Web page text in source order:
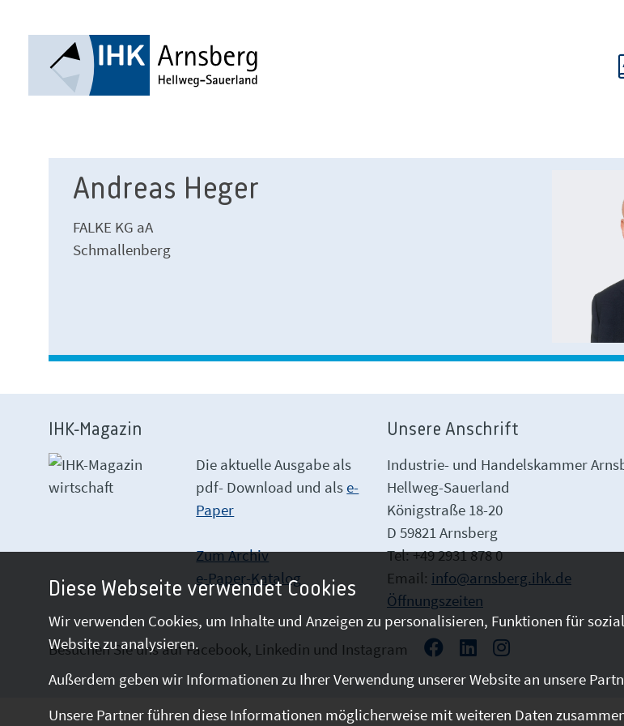
Andreas Heger
FALKE KG aA
Schmallenberg
IHK-Magazin
Die aktuelle Ausgabe als
pdf- Download und alse-
Paper
Zum Archiv
e-Paper-Katalog
Unsere Anschrift
Industrie- und Handelskammer
Hellweg-Sauerland
Königstraße 18-20
D 59821 Arnsberg
Tel: +49 2931 878 0
Email: info@arnsberg.ihk.de
Öffnungszeiten
Besuchen Sie uns auf Facebook, Linkedin und Instagram
Diese Webseite verwendet Cookies
Wir verwenden Cookies, um Inhalte und Anzeigen zu personalisieren, Funktionen für
Website zu analysieren.
Außerdem geben wir Informationen zu Ihrer Verwendung unserer Website an unsere
Unsere Partner führen diese Informationen möglicherweise mit weiteren Daten